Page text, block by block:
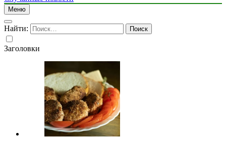
Меню
Найти:
Заголовки